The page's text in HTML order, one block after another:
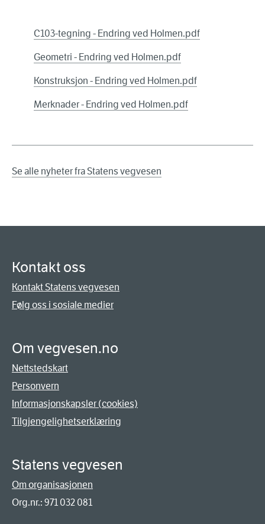
C103-tegning - Endring ved Holmen.pdf
Geometri - Endring ved Holmen.pdf
Konstruksjon - Endring ved Holmen.pdf
Merknader - Endring ved Holmen.pdf
Se alle nyheter fra Statens vegvesen
Kontakt oss
Kontakt Statens vegvesen
Følg oss i sosiale medier
Om vegvesen.no
Nettstedskart
Personvern
Informasjonskapsler (cookies)
Tilgjengelighetserklæring
Statens vegvesen
Om organisasjonen
Org.nr.: 971 032 081